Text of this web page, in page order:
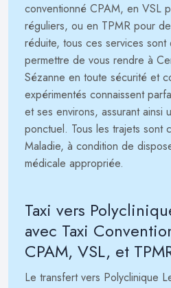
conventionné CPAM, en VSL
réguliers, ou en TPMR pour
réduite, tous ces services
permettre de vous rendre à
Sézanne en toute sécurité et
expérimentés connaissent
et ses environs, assurant ainsi
ponctuel. Tous les trajets sont
Maladie, à condition de
médicale appropriée.
Taxi vers
avec Taxi
CPAM, VSL, et
Le transfert vers Polyclinique